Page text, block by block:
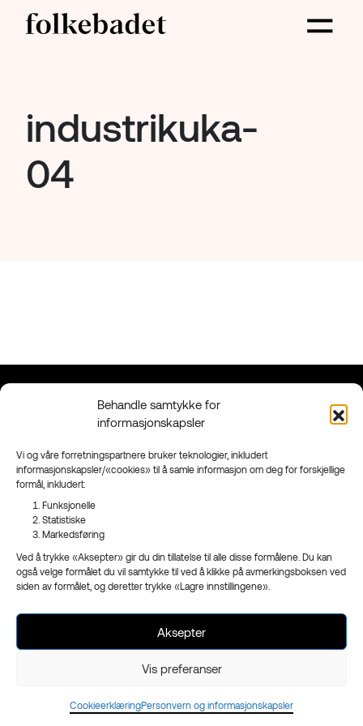
Behandle samtykke for
informasjonskapsler
Vi og våre forretningspartnere bruker teknologier, inkludert
informasjonskapsler/«cookies» til å samle informasjon om deg for forskjellige
formål, inkludert:
Funksjonelle
Statistiske
Markedsføring
Ved å trykke «Aksepter» gir du din tillatelse til alle disse formålene. Du kan
også velge formålet du vil samtykke til ved å klikke på avmerkingsboksen ved
siden av formålet, og deretter trykke «Lagre innstillingene».
Aksepter
Vis preferanser
CookieerklæringPersonvern og informasjonskapsler
industrikuka-
04
Grenland
Sandefjord
Ringveien 206,
3223 Sandefjord
Nyhetsbrev
- en del av
Org.nr 970 989 439